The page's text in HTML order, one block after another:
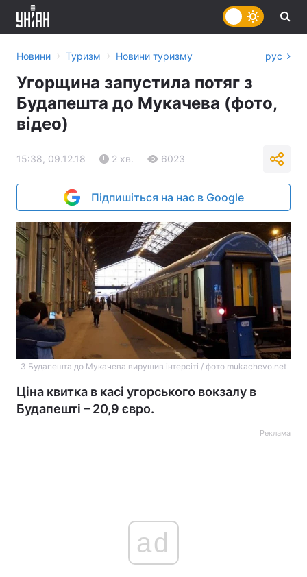
Новини › Туризм › Новини туризму рус
Угорщина запустила потяг з
Будапешта до Мукачева (фото,
відео)
15:38, 09.12.18 2 хв. 6023
Підпишіться на нас в Google
З Будапешта до Мукачева вирушив інтерсіті / фото mukachevo.net
Ціна квитка в касі угорського вокзалу в
Будапешті – 20,9 євро.
Реклама
ad